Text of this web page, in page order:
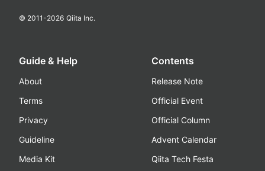
© 2011-2026 Qiita Inc.
Guide & Help
About
Terms
Privacy
Guideline
Media Kit
Contents
Release Note
Official Event
Official Column
Advent Calendar
Qiita Tech Festa